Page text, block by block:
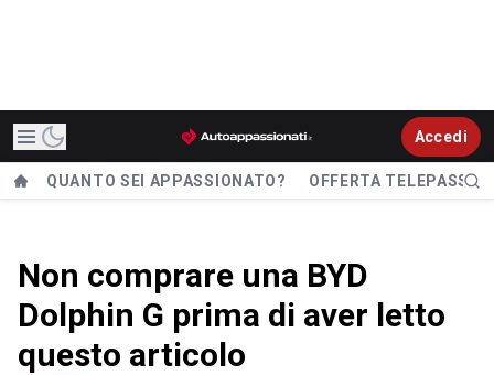
Accedi
QUANTO SEI APPASSIONATO? OFFERTA TELEPASS
Non comprare una BYD
Dolphin G prima di aver letto
questo articolo